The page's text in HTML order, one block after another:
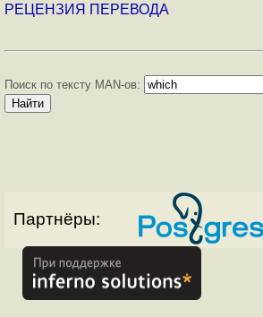
РЕЦЕНЗИЯ ПЕРЕВОДА
Поиск по тексту MAN-ов:
Партнёры: